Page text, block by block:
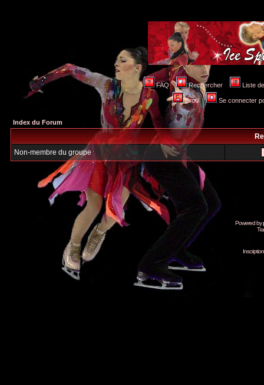
FAQ Rechercher Liste
Profil Se connecter
Index du Forum
Non-membre du groupe
Powered by